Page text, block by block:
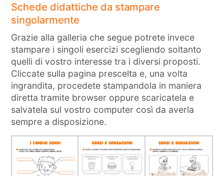
Schede didattiche da stampare
singolarmente
Grazie alla galleria che segue potrete invece
stampare i singoli esercizi scegliendo soltanto
quelli di vostro interesse tra i diversi proposti.
Cliccate sulla pagina prescelta e, una volta
ingrandita, procedete stampandola in maniera
diretta tramite browser oppure scaricatela e
salvatela sul vostro computer così da averla
sempre a disposizione.